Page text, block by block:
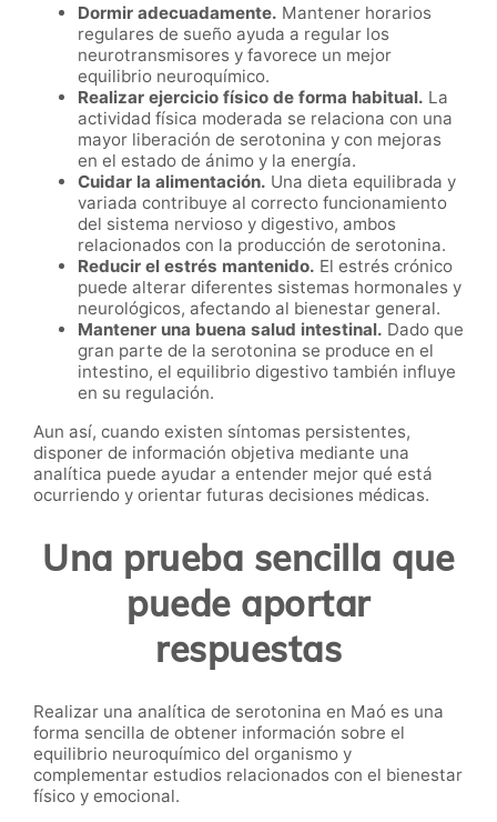
Dormir adecuadamente. Mantener horarios
regulares de sueño ayuda a regular los
neurotransmisores y favorece un mejor
equilibrio neuroquímico.
Realizar ejercicio físico de forma habitual. La
actividad física moderada se relaciona con una
mayor liberación de serotonina y con mejoras
en el estado de ánimo y la energía.
Cuidar la alimentación. Una dieta equilibrada y
variada contribuye al correcto funcionamiento
del sistema nervioso y digestivo, ambos
relacionados con la producción de serotonina.
Reducir el estrés mantenido. El estrés crónico
puede alterar diferentes sistemas hormonales y
neurológicos, afectando al bienestar general.
Mantener una buena salud intestinal. Dado que
gran parte de la serotonina se produce en el
intestino, el equilibrio digestivo también influye
en su regulación.
Aun así, cuando existen síntomas persistentes,
disponer de información objetiva mediante una
analítica puede ayudar a entender mejor qué está
ocurriendo y orientar futuras decisiones médicas.
Una prueba sencilla que
puede aportar
respuestas
Realizar una analítica de serotonina en Maó es una
forma sencilla de obtener información sobre el
equilibrio neuroquímico del organismo y
complementar estudios relacionados con el bienestar
físico y emocional.